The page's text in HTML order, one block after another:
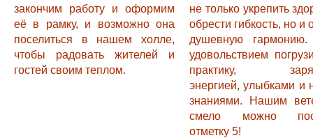
закончим работу и оформим
её в рамку, и возможно она
поселиться в нашем холле,
чтобы радовать жителей и
гостей своим теплом.
не только укрепить
обрести гибкость, но и
душевную
удовольствием
практику,
энергией, улыбками и
знаниями. Нашим
смело можно
отметку 5!